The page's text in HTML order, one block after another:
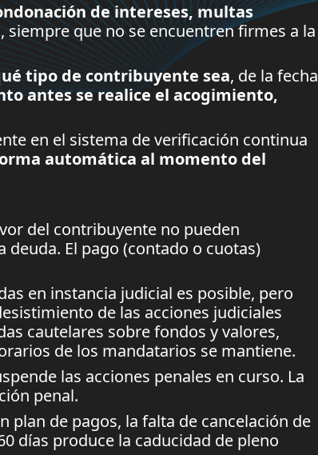
de intereses, multas
siempre que no se encuentren firmes a la
tipo de contribuyente sea, de la fecha
antes se realice el acogimiento,
en el sistema de verificación continua
automática al momento del
del contribuyente no pueden
El pago (contado o cuotas)
en instancia judicial es posible, pero
de las acciones judiciales
cautelares sobre fondos y valores,
de los mandatarios se mantiene.
las acciones penales en curso. La
penal.
plan de pagos, la falta de cancelación de
días produce la caducidad de pleno